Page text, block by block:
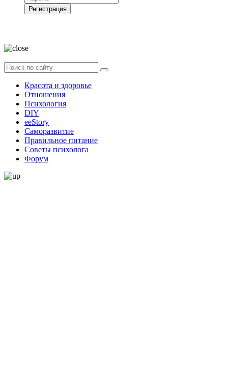
Регистрация
Красота и здоровье
Отношения
Психология
DIY
ееStory
Саморазвитие
Правильное питание
Советы психолога
Форум